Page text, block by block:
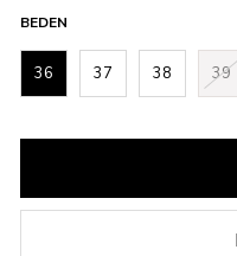
BEDEN
36 37 38 39